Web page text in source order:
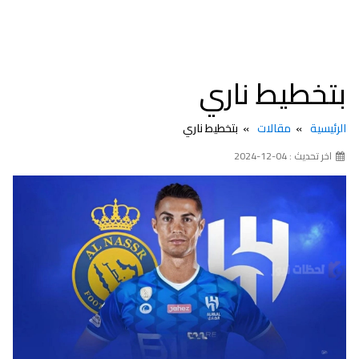
بتخطيط ناري
الرئيسية مقالات بتخطيط ناري
اخر تحديث : 04-12-2024